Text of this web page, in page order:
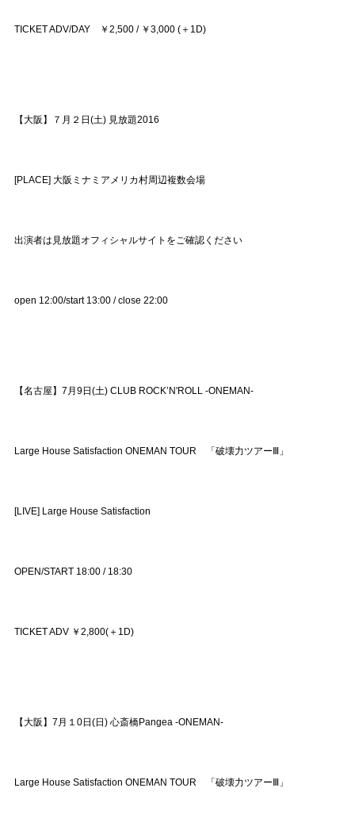
TICKET ADV/DAY ￥2,500 / ￥3,000 (＋1D)
【大阪】７月２日(土) 見放題2016
[PLACE] 大阪ミナミアメリカ村周辺複数会場
出演者は見放題オフィシャルサイトをご確認ください
open 12:00/start 13:00 / close 22:00
【名古屋】7月9日(土) CLUB ROCK’N'ROLL -ONEMAN-
Large House Satisfaction ONEMAN TOUR 「破壊力ツアーⅢ」
[LIVE] Large House Satisfaction
OPEN/START 18:00 / 18:30
TICKET ADV ￥2,800(＋1D)
【大阪】7月１0日(日) 心斎橋Pangea -ONEMAN-
Large House Satisfaction ONEMAN TOUR 「破壊力ツアーⅢ」